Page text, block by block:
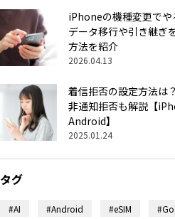
iPhoneの機種変更でや
データ移行や引き継ぎ
方法を紹介
2026.04.13
着信拒否の設定方法は
非通知拒否も解説【
Android】
2025.01.24
タグ
#AI #Android #eSIM